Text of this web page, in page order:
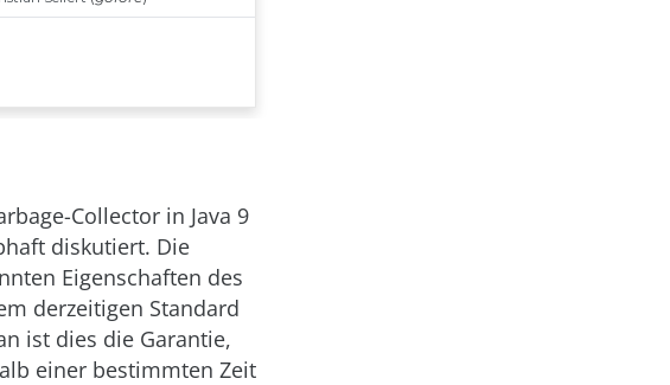
Collector in Java 9
diskutiert. Die
Eigenschaften des
derzeitigen Standard
ist dies die Garantie,
einer bestimmten Zeit